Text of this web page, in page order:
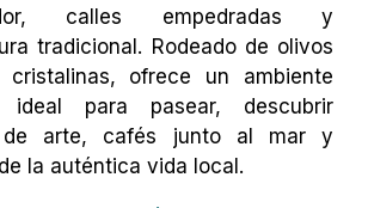
calles empedradas y
tradicional. Rodeado de olivos
ofrece un ambiente
ideal para pasear, descubrir
de arte, cafés junto al mar y
la auténtica vida local.